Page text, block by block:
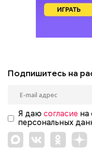
Подпишитесь на
Я даю согласие на
персональных